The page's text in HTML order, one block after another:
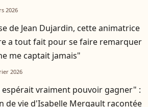
2026
de Jean Dujardin, cette animatrice
a tout fait pour se faire remarquer
me captait jamais"
2026
espérait vraiment pouvoir gagner" :
de vie d'Isabelle Mergault racontée